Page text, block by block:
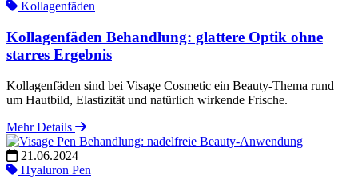
Kollagenfäden
Kollagenfäden Behandlung: glattere Optik ohne
starres Ergebnis
Kollagenfäden sind bei Visage Cosmetic ein Beauty-Thema rund
um Hautbild, Elastizität und natürlich wirkende Frische.
Mehr Details
21.06.2024
Hyaluron Pen